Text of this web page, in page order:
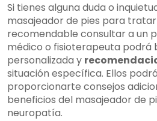
Si tienes alguna duda o
masajeador de pies para
recomendable consultar a un
médico o fisioterapeuta podrá
personalizada y
situación específica. Ellos
proporcionarte consejos
beneficios del masajeador de
neuropatía.